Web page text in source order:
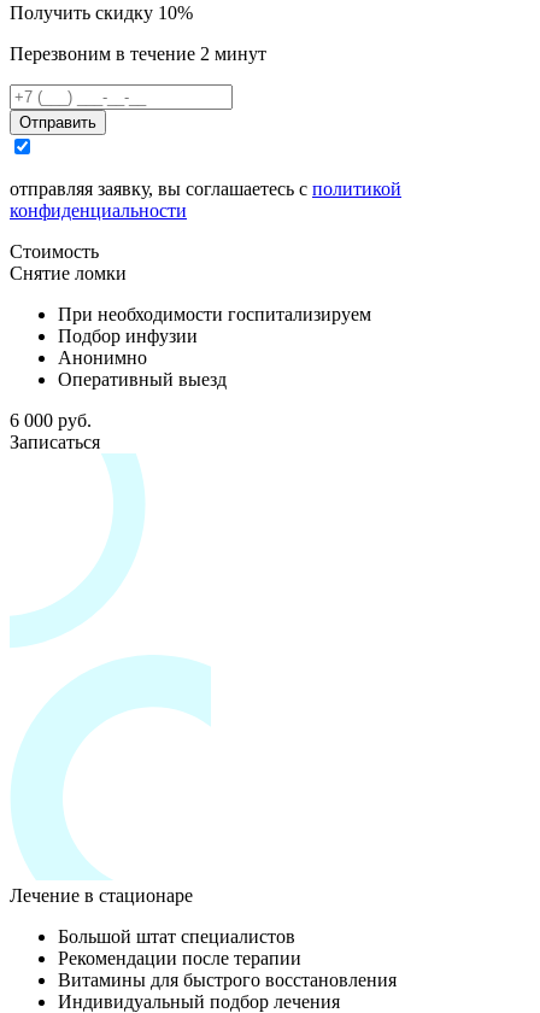
Получить скидку 10%
Перезвоним в течение 2 минут
Отправить
отправляя заявку, вы соглашаетесь с политикой
конфиденциальности
Стоимость
Снятие ломки
При необходимости госпитализируем
Подбор инфузии
Анонимно
Оперативный выезд
6 000 руб.
Записаться
Лечение в стационаре
Большой штат специалистов
Рекомендации после терапии
Витамины для быстрого восстановления
Индивидуальный подбор лечения